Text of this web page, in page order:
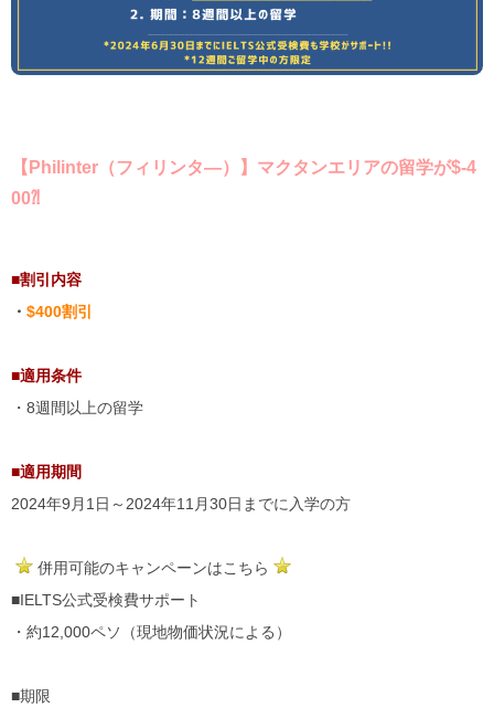
【 Philinter（フィリンタ―）
】マクタンエリアの留学が$-4
00⁈
■割引内容
・ $400割引
■適用条件
・8週間以上の留学
■適用期間
2024年9月1日～2024年11月30日までに入学の方
併用可能のキャンペーンはこちら
■IELTS公式受検費サポート
・約12,000ペソ（現地物価状況による）
■期限